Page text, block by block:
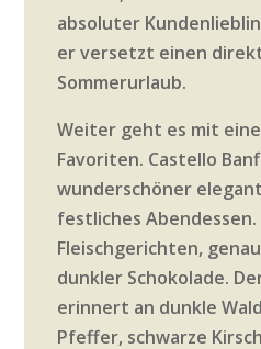
absoluter
er versetzt einen
Sommerurlaub.
Weiter geht es mit
Favoriten. Castello
wunderschöner
festliches
Fleischgerichten,
dunkler Schokolade.
erinnert an dunkle
Pfeffer, schwarze